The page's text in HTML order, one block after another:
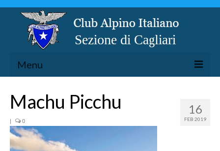
Menu
ESCURSIONISMO
SPELEOLOGIA
ARRAMPICATA
16
FEB 2019
Machu Picchu
| 0